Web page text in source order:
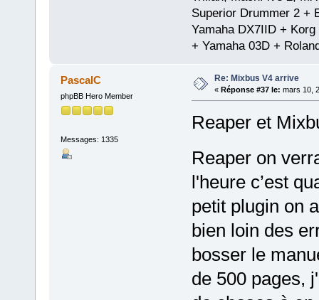
Superior Drummer 2 +
Yamaha DX7IID +
+ Yamaha 03D +
PascalC
phpBB Hero Member
Messages: 1335
Re: Mixbus V4 arrive
« Réponse #37 le: mars 10,
Reaper et
Reaper on
l'heure c’est
petit plugin on
bien loin des
bosser le
de 500 pages,